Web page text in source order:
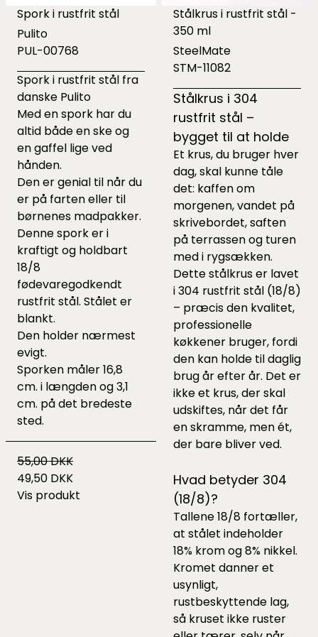
Spork i rustfrit stål
Pulito
PUL-00768
Spork i rustfrit stål fra
danske Pulito
Med en spork har du
altid både en ske og
en gaffel lige ved
hånden.
Den er genial til når du
er på farten eller til
børnenes madpakker.
Denne spork er i
kraftigt og holdbart
18/8
fødevaregodkendt
rustfrit stål. Stålet er
blankt.
Den holder nærmest
evigt.
Sporken måler 16,8
cm. i længden og 3,1
cm. på det bredeste
sted.
55,00 DKK
49,50 DKK
Vis produkt
Stålkrus i rustfrit stål -
350 ml
SteelMate
STM-11082
Stålkrus i 304
rustfrit stål –
bygget til at holde
Et krus, du bruger hver
dag, skal kunne tåle
det: kaffen om
morgenen, vandet på
skrivebordet, saften
på terrassen og turen
med i rygsækken.
Dette stålkrus er lavet
i 304 rustfrit stål (18/8)
– præcis den kvalitet,
professionelle
køkkener bruger, fordi
den kan holde til daglig
brug år efter år. Det er
ikke et krus, der skal
udskiftes, når det får
en skramme, men ét,
der bare bliver ved.
Hvad betyder 304
(18/8)?
Tallene 18/8 fortæller,
at stålet indeholder
18% krom og 8% nikkel.
Kromet danner et
usynligt,
rustbeskyttende lag,
så kruset ikke ruster